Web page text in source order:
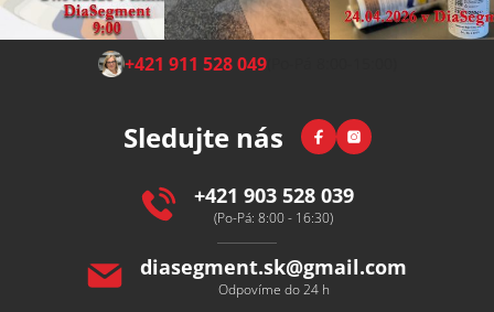
Z +421 911 528 049(Po-Pá 8:00-15:00)
Sledujte nás FacebookInstagram
+421 903 528 039
(Po-Pá: 8:00 - 16:30)
diasegment.sk@gmail.com
Odpovíme do 24 h